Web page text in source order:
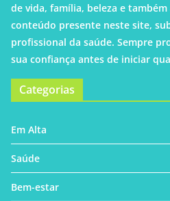
de vida, família, beleza e
conteúdo presente neste site,
profissional da saúde. Sempre
sua confiança antes de iniciar
Categorias
Em Alta
Saúde
Bem-estar